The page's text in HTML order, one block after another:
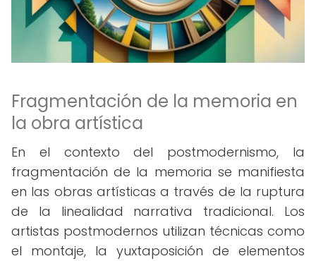
Fragmentación de la memoria en
la obra artística
En el contexto del postmodernismo, la
fragmentación de la memoria se manifiesta
en las obras artísticas a través de la ruptura
de la linealidad narrativa tradicional. Los
artistas postmodernos utilizan técnicas como
el montaje, la yuxtaposición de elementos